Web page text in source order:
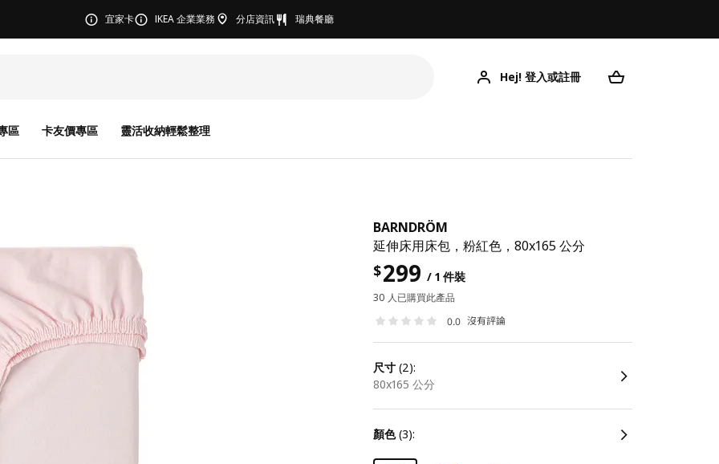
宜家卡 IKEA 企業業務 分店資訊 瑞典餐廳
Hej! 登入或註冊
區 卡友價專區 靈活收納輕鬆整理
BARNDRÖM
延伸床用床包，粉紅色，80x165 公分
$299 / 1 件裝
30 人已購買此產品
0.0 沒有評論
尺寸 (2):
80x165 公分
顏色(3):